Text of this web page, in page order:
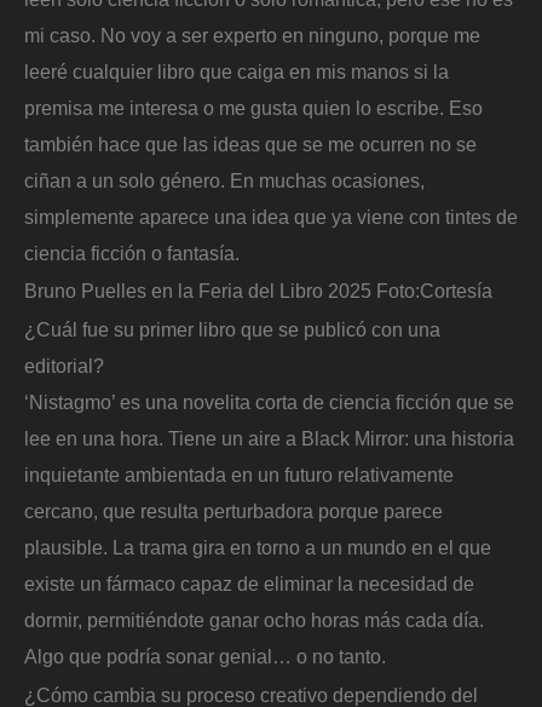
mi caso. No voy a ser experto en ninguno, porque me
leeré cualquier libro que caiga en mis manos si la
premisa me interesa o me gusta quien lo escribe. Eso
también hace que las ideas que se me ocurren no se
ciñan a un solo género. En muchas ocasiones,
simplemente aparece una idea que ya viene con tintes de
ciencia ficción o fantasía.
Bruno Puelles en la Feria del Libro 2025 Foto:Cortesía
¿Cuál fue su primer libro que se publicó con una
editorial?
‘Nistagmo’ es una novelita corta de ciencia ficción que se
lee en una hora. Tiene un aire a Black Mirror: una historia
inquietante ambientada en un futuro relativamente
cercano, que resulta perturbadora porque parece
plausible. La trama gira en torno a un mundo en el que
existe un fármaco capaz de eliminar la necesidad de
dormir, permitiéndote ganar ocho horas más cada día.
Algo que podría sonar genial… o no tanto.
¿Cómo cambia su proceso creativo dependiendo del